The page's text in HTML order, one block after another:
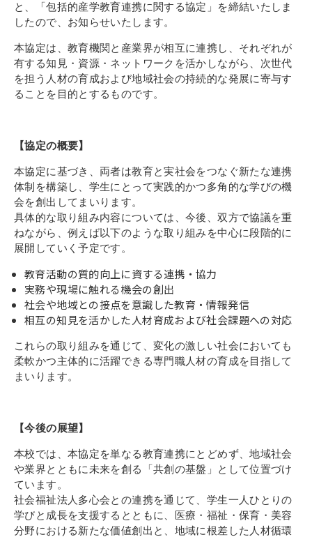
お問い合わせ
インターネット出願
教職員採用情報
1号館総合受付：〒194-0022 東京都町田市森野1-7-8
TEL：042-729-1026 (平日8時30分〜17時30分)
と、「包括的産学教育連携に関する協定」を締結いたしま
したので、お知らせいたします。
本協定は、教育機関と産業界が相互に連携し、それぞれが
有する知見・資源・ネットワークを活かしながら、次世代
を担う人材の育成および地域社会の持続的な発展に寄与す
ることを目的とするものです。
【協定の概要】
本協定に基づき、両者は教育と実社会をつなぐ新たな連携
体制を構築し、学生にとって実践的かつ多角的な学びの機
会を創出してまいります。
具体的な取り組み内容については、今後、双方で協議を重
ねながら、例えば以下のような取り組みを中心に段階的に
展開していく予定です。
教育活動の質的向上に資する連携・協力
実務や現場に触れる機会の創出
社会や地域との接点を意識した教育・情報発信
相互の知見を活かした人材育成および社会課題への対応
これらの取り組みを通じて、変化の激しい社会においても
柔軟かつ主体的に活躍できる専門職人材の育成を目指して
まいります。
【今後の展望】
本校では、本協定を単なる教育連携にとどめず、地域社会
や業界とともに未来を創る「共創の基盤」として位置づけ
ています。
社会福祉法人多心会との連携を通じて、学生一人ひとりの
学びと成長を支援するとともに、医療・福祉・保育・美容
分野における新たな価値創出と、地域に根差した人材循環